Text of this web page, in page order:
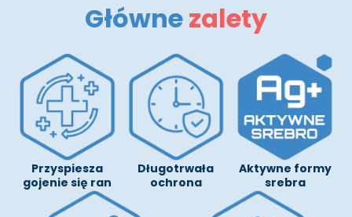
Głównezalety
Przyspiesza
gojenie się ran
Długotrwała
ochrona
Aktywne formy
srebra